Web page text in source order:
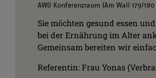
AWO Konferenzraum (Am Wall 179/180
Sie möchten gesund essen
bei der Ernährung im Alter
Gemeinsam bereiten wir
Referentin: Frau Yonas